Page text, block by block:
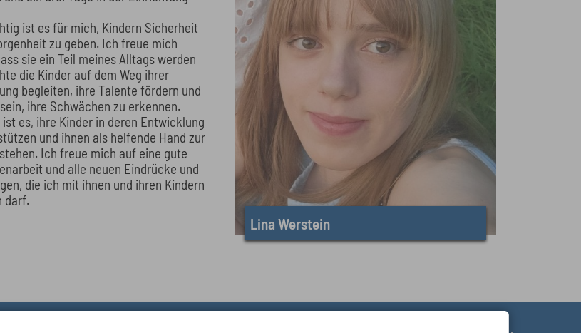
Lina Werstein
ist es für mich, Kindern Sicherheit
zu geben. Ich freue mich
sie ein Teil meines Alltags werden
die Kinder auf dem Weg ihrer
begleiten, ihre Talente fördern und
ihre Schwächen zu erkennen.
ist es, ihre Kinder in deren Entwicklung
und ihnen als helfende Hand zur
Ich freue mich auf eine gute
und alle neuen Eindrücke und
die ich mit ihnen und ihren Kindern
darf.